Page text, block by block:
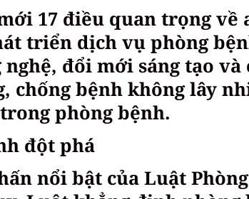
17 điều quan trọng về
triển dịch vụ phòng
đổi mới sáng tạo và
chống bệnh không lây
phòng bệnh.
đột phá
nổi bật của Luật